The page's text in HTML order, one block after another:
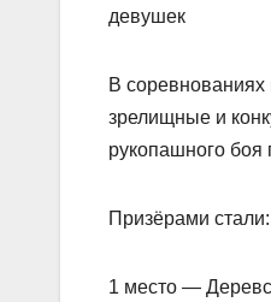
девушек
В соревнованиях
зрелищные и
рукопашного боя
Призёрами стали:
1 место —